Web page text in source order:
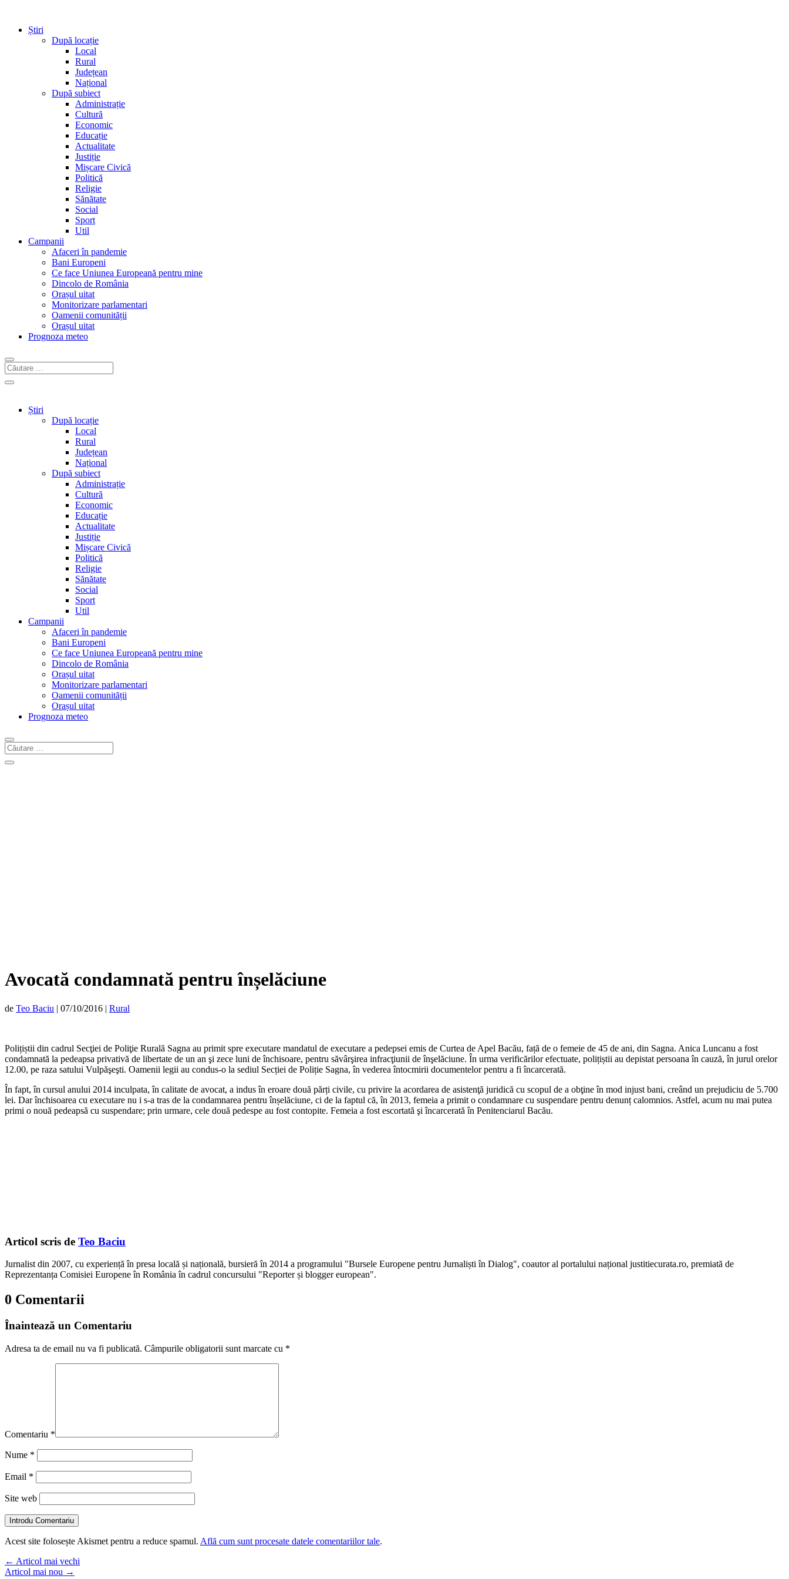
Știri
După locație
Local
Rural
Județean
Național
După subiect
Administrație
Cultură
Economic
Educație
Actualitate
Justiție
Mișcare Civică
Politică
Religie
Sănătate
Social
Sport
Util
Campanii
Afaceri în pandemie
Bani Europeni
Ce face Uniunea Europeană pentru mine
Dincolo de România
Orașul uitat
Monitorizare parlamentari
Oamenii comunității
Orașul uitat
Prognoza meteo
Știri
După locație
Local
Rural
Județean
Național
După subiect
Administrație
Cultură
Economic
Educație
Actualitate
Justiție
Mișcare Civică
Politică
Religie
Sănătate
Social
Sport
Util
Campanii
Afaceri în pandemie
Bani Europeni
Ce face Uniunea Europeană pentru mine
Dincolo de România
Orașul uitat
Monitorizare parlamentari
Oamenii comunității
Orașul uitat
Prognoza meteo
Avocată condamnată pentru înșelăciune
de Teo Baciu | 07/10/2016 | Rural
Polițiștii din cadrul Secţiei de Poliţie Rurală Sagna au primit spre executare mandatul de executare a pedepsei emis de Curtea de Apel Bacău, față de o femeie de 45 de ani, din Sagna. Anica Luncanu a fost
condamnată la pedeapsa privativă de libertate de un an şi zece luni de închisoare, pentru săvârşirea infracţiunii de înşelăciune. În urma verificărilor efectuate, polițiștii au depistat persoana în cauză, în jurul orelor
12.00, pe raza satului Vulpăşeşti. Oamenii legii au condus-o la sediul Secției de Poliție Sagna, în vederea întocmirii documentelor pentru a fi încarcerată.
În fapt, în cursul anului 2014 inculpata, în calitate de avocat, a indus în eroare două părți civile, cu privire la acordarea de asistenţă juridică cu scopul de a obţine în mod injust bani, creând un prejudiciu de 5.700
lei. Dar închisoarea cu executare nu i s-a tras de la condamnarea pentru înșelăciune, ci de la faptul că, în 2013, femeia a primit o condamnare cu suspendare pentru denunț calomnios. Astfel, acum nu mai putea
primi o nouă pedeapsă cu suspendare; prin urmare, cele două pedespe au fost contopite. Femeia a fost escortată şi încarcerată în Penitenciarul Bacău.
Articol scris de Teo Baciu
Jurnalist din 2007, cu experiență în presa locală și națională, bursieră în 2014 a programului "Bursele Europene pentru Jurnaliști în Dialog", coautor al portalului național justitiecurata.ro, premiată de
Reprezentanța Comisiei Europene în România în cadrul concursului "Reporter și blogger european".
0 Comentarii
Înaintează un Comentariu
Adresa ta de email nu va fi publicată. Câmpurile obligatorii sunt marcate cu *
Comentariu *
Nume *
Email *
Site web
Introdu Comentariu
Acest site folosește Akismet pentru a reduce spamul. Află cum sunt procesate datele comentariilor tale.
← Articol mai vechi
Articol mai nou →